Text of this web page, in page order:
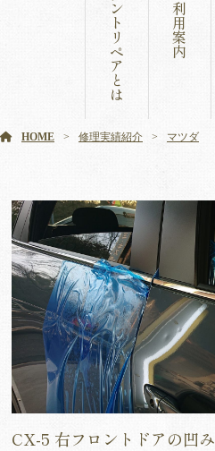
ン
ト
リ
ペ
ア
と
は
利
用
案
内
HOME 修理実績紹介 マツダ
CX-5 右フロントドアの凹み